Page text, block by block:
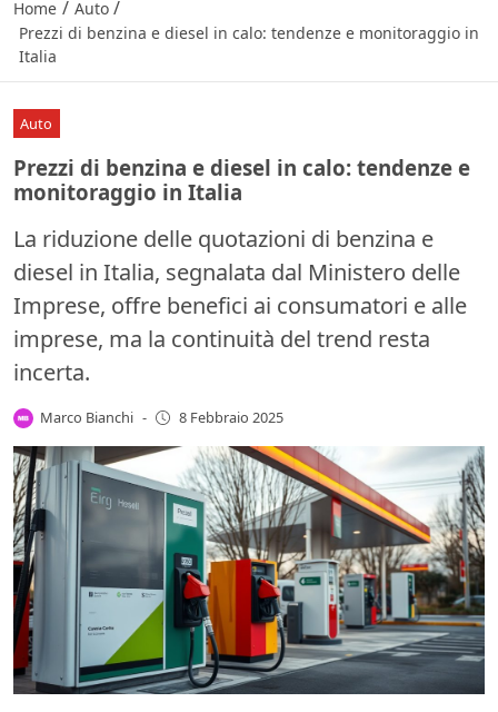
Home / Auto /
Prezzi di benzina e diesel in calo: tendenze e monitoraggio in
Italia
Auto
Prezzi di benzina e diesel in calo: tendenze e
monitoraggio in Italia
La riduzione delle quotazioni di benzina e
diesel in Italia, segnalata dal Ministero delle
Imprese, offre benefici ai consumatori e alle
imprese, ma la continuità del trend resta
incerta.
Marco Bianchi - 8 Febbraio 2025